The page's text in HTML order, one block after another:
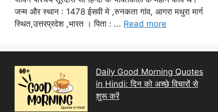
जन्म और स्थान : 1478 ईसवी मे ,रुनकता गांव, आगरा मथुरा मार्ग
स्थित,उत्तरप्रदेश ,भारत । पिता : ... Read more
Daily Good Morning Quotes
in Hindi: दिन को अच्छे विचारों से
शुरू करें